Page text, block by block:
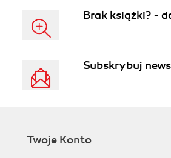
Brak książki? -
Subskrybuj
Twoje Konto